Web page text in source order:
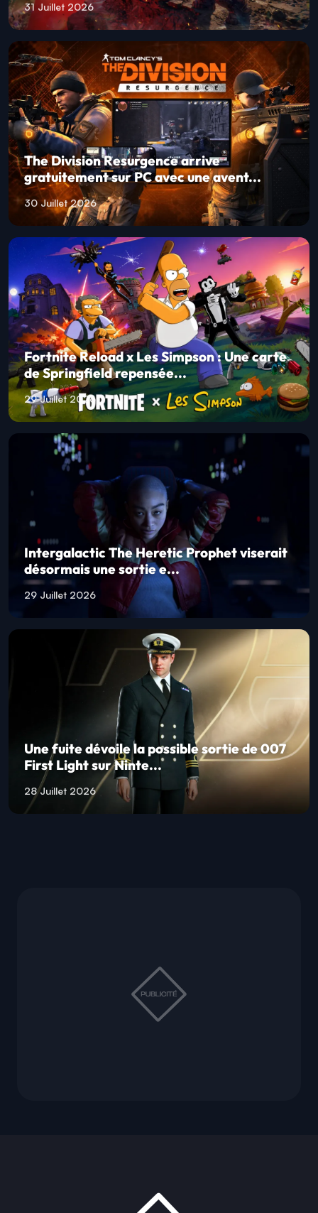
31 Juillet 2026
The Division Resurgence arrive
gratuitement sur PC avec une avent...
30 Juillet 2026
Fortnite Reload x Les Simpson : Une carte
de Springfield repensée...
29 Juillet 2026
Intergalactic The Heretic Prophet viserait
désormais une sortie e...
29 Juillet 2026
Une fuite dévoile la possible sortie de 007
First Light sur Ninte...
28 Juillet 2026